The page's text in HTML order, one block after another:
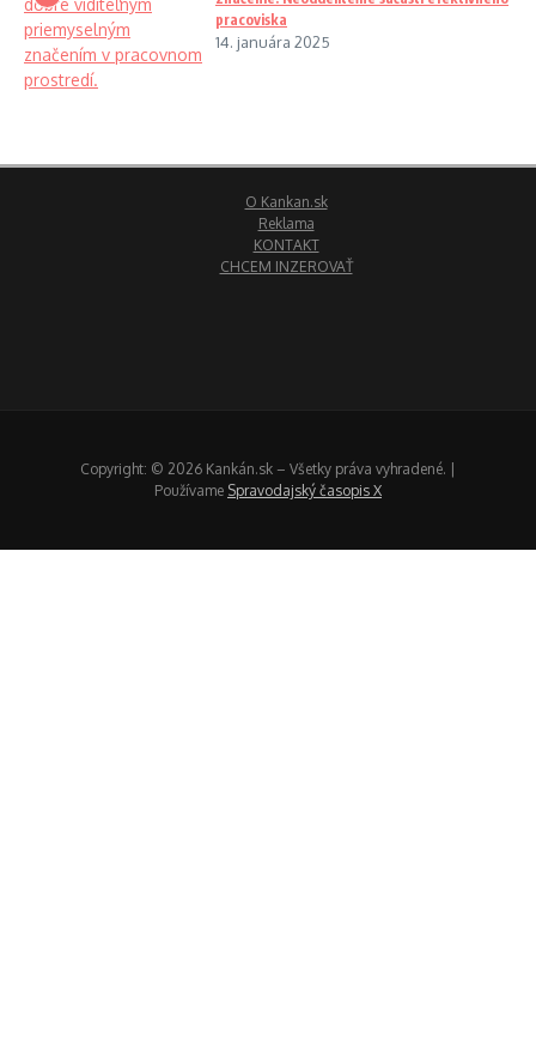
pracoviska
14. januára 2025
O Kankan.sk
Reklama
KONTAKT
CHCEM INZEROVAŤ
Copyright: © 2026 Kankán.sk – Všetky práva vyhradené. |
Používame Spravodajský časopis X